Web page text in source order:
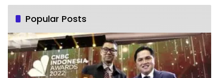
Popular Posts